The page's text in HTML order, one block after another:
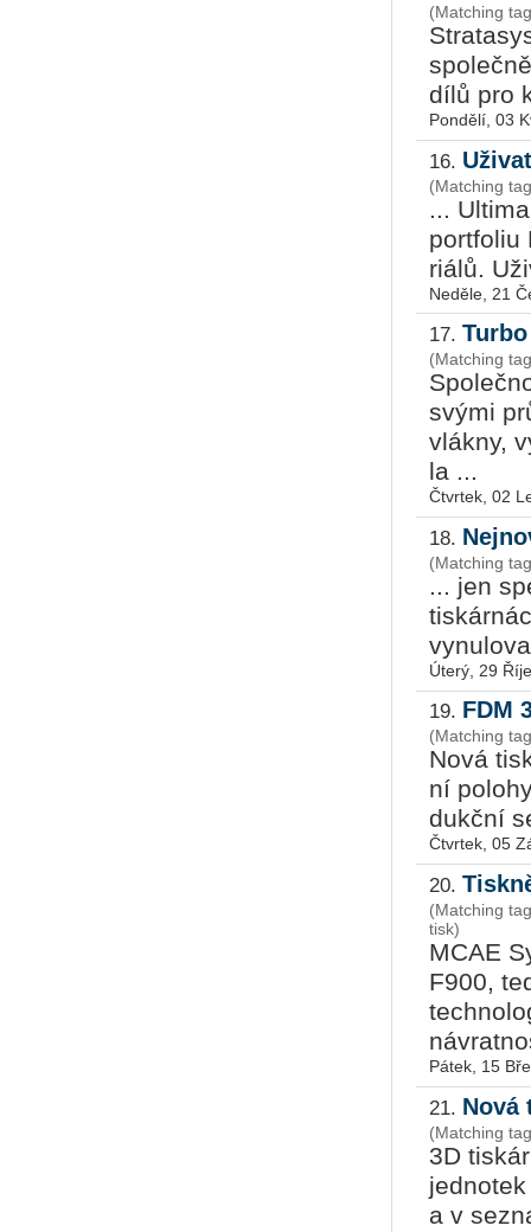
(Matching
dílů pro
Pondělí, 03
16.
(Matching
...
port­fo­liu
ri­á­lů.
Neděle, 21
17.
(Matching
svými
vlák­ny,
la ...
Čtvrtek, 02
18.
(Matching
... jen
Úterý, 29
19. FDM
(Matching
Nová
ní
dukč­ní
Čtvrtek, 05
20.
(Matching
tisk)
MCAE
F900,
Pátek, 15
21. Nová
(Matching
3D
a v